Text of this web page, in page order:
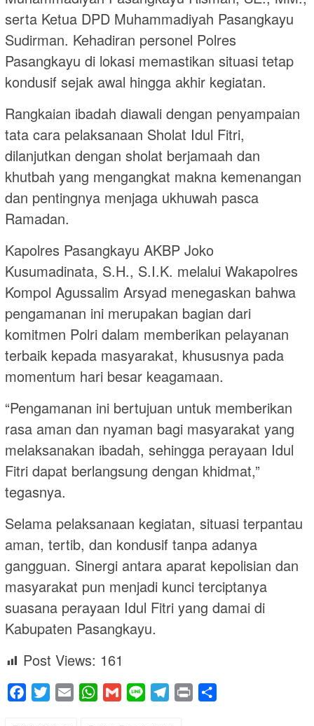
serta Ketua DPD Muhammadiyah Pasangkayu
Sudirman. Kehadiran personel Polres
Pasangkayu di lokasi memastikan situasi tetap
kondusif sejak awal hingga akhir kegiatan.
Rangkaian ibadah diawali dengan penyampaian
tata cara pelaksanaan Sholat Idul Fitri,
dilanjutkan dengan sholat berjamaah dan
khutbah yang mengangkat makna kemenangan
dan pentingnya menjaga ukhuwah pasca
Ramadan.
Kapolres Pasangkayu AKBP Joko
Kusumadinata, S.H., S.I.K. melalui Wakapolres
Kompol Agussalim Arsyad menegaskan bahwa
pengamanan ini merupakan bagian dari
komitmen Polri dalam memberikan pelayanan
terbaik kepada masyarakat, khususnya pada
momentum hari besar keagamaan.
“Pengamanan ini bertujuan untuk memberikan
rasa aman dan nyaman bagi masyarakat yang
melaksanakan ibadah, sehingga perayaan Idul
Fitri dapat berlangsung dengan khidmat,”
tegasnya.
Selama pelaksanaan kegiatan, situasi terpantau
aman, tertib, dan kondusif tanpa adanya
gangguan. Sinergi antara aparat kepolisian dan
masyarakat pun menjadi kunci terciptanya
suasana perayaan Idul Fitri yang damai di
Kabupaten Pasangkayu.
Post Views: 161
Facebook
Twitter Email WhatsApp
Gmail Line Telegram
Print